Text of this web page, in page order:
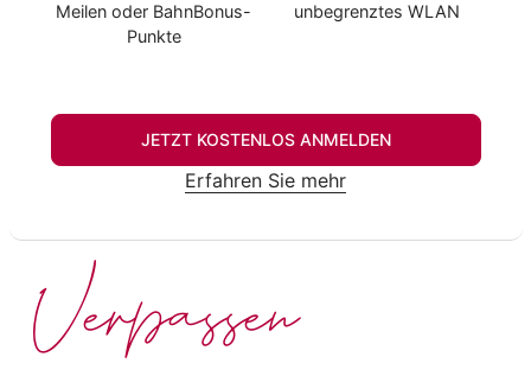
Meilen oder BahnBonus-
Punkte
unbegrenztes WLAN
JETZT KOSTENLOS ANMELDEN
Erfahren Sie mehr
Verpassen